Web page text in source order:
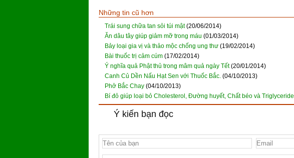
Những tin cũ hơn
Trái sung chữa tan sỏi túi mật (20/06/2014)
Ăn dâu tây giúp giảm mỡ trong máu (01/03/2014)
Bảy loại gia vị và thảo mộc chống ung thư (19/02/2014)
Bài thuốc trị cảm cúm (17/02/2014)
Ý nghĩa quả Phật thủ trong mâm quả ngày Tết (20/01/2014)
Canh Củ Dền Nấu Hạt Sen với Thuốc Bắc. (04/10/2013)
Phở Bắc Chay (04/10/2013)
Bí đỏ giúp loại bỏ Cholesterol, Đường huyết, Chất béo và Triglyceride
Ý kiến bạn đọc